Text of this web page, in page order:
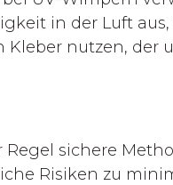
in der Luft aus,
nutzen, der
sichere
Risiken zu